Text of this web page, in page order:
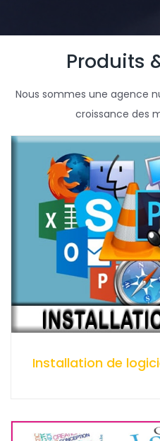
Produits
Nous sommes une agence
croissance des
Installation de